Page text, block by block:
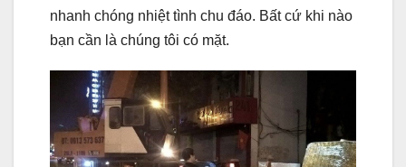
nhanh chóng nhiệt tình chu đáo. Bất cứ khi nào
bạn cần là chúng tôi có mặt.